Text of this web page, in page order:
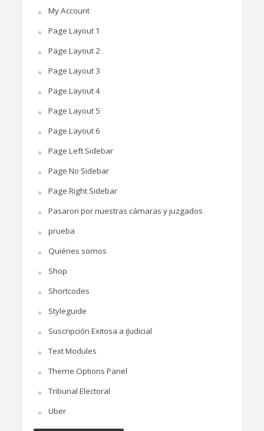
My Account
Page Layout 1
Page Layout 2
Page Layout 3
Page Layout 4
Page Layout 5
Page Layout 6
Page Left Sidebar
Page No Sidebar
Page Right Sidebar
Pasaron por nuestras cámaras y juzgados
prueba
Quiénes somos
Shop
Shortcodes
Styleguide
Suscripción Exitosa a iJudicial
Text Modules
Theme Options Panel
Tribunal Electoral
Uber